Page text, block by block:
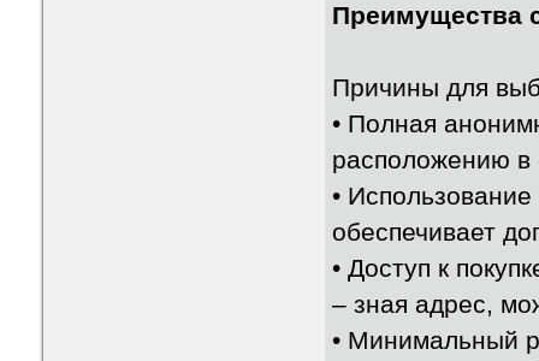
Преимущества
Причины для
• Полная
расположению в
•
обеспечивает
• Доступ к
– зная адрес,
• Минимальный